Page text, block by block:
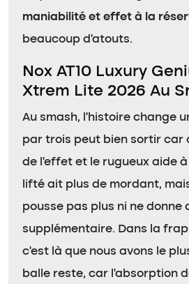
maniabilité et effet à la
beaucoup d’atouts.
Nox AT10 Luxury
Xtrem Lite 2026 Au
Au smash, l’histoire change
par trois peut bien sortir car
de l’effet et le rugueux aide
lifté ait plus de mordant,
pousse pas plus ni ne donne
supplémentaire. Dans la
c’est là que nous avons le
balle reste, car l’absorption